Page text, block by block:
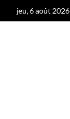
jeu, 6 août 2026